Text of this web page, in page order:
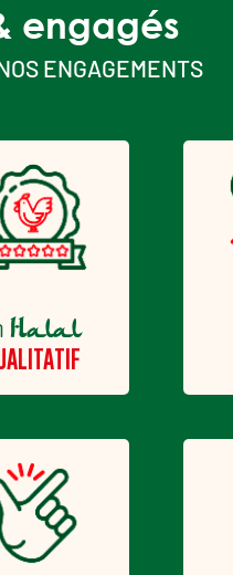
engagés
ENGAGEMENTS
Halal